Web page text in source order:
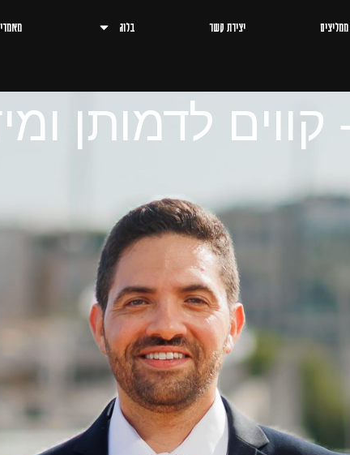
יצירת קשר בלוג
קווים לדמותן